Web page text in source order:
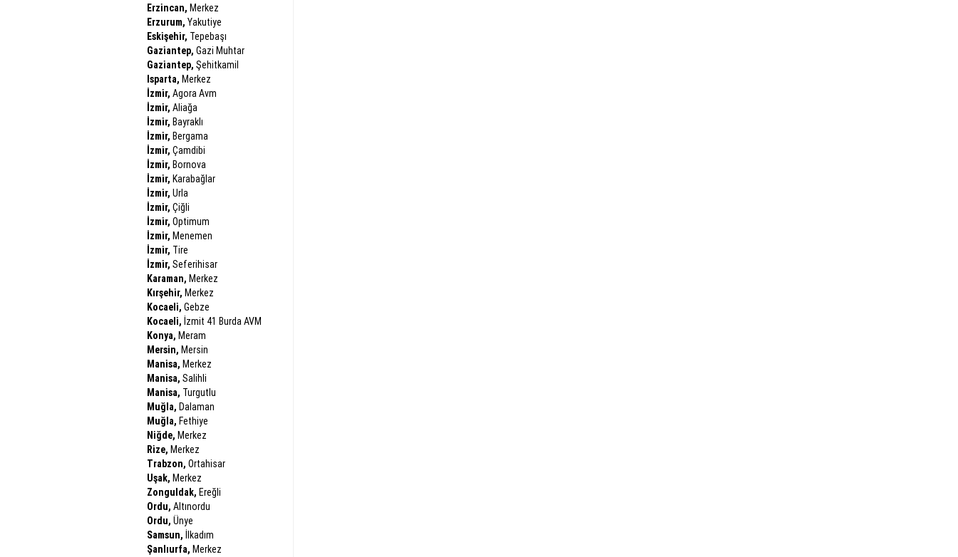
Erzincan, Merkez
Erzurum, Yakutiye
Eskişehir, Tepebaşı
Gaziantep, Gazi Muhtar
Gaziantep, Şehitkamil
Isparta, Merkez
İzmir, Agora Avm
İzmir, Aliağa
İzmir, Bayraklı
İzmir, Bergama
İzmir, Çamdibi
İzmir, Bornova
İzmir, Karabağlar
İzmir, Urla
İzmir, Çiğli
İzmir, Optimum
İzmir, Menemen
İzmir, Tire
İzmir, Seferihisar
Karaman, Merkez
Kırşehir, Merkez
Kocaeli, Gebze
Kocaeli, İzmit 41 Burda AVM
Konya, Meram
Mersin, Mersin
Manisa, Merkez
Manisa, Salihli
Manisa, Turgutlu
Muğla, Dalaman
Muğla, Fethiye
Niğde, Merkez
Rize, Merkez
Trabzon, Ortahisar
Uşak, Merkez
Zonguldak, Ereğli
Ordu, Altınordu
Ordu, Ünye
Samsun, İlkadım
Şanlıurfa, Merkez